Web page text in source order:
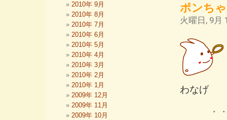
ポンち
火曜日, 9月
わなげ
・
2010年 9月
2010年 8月
2010年 7月
2010年 6月
2010年 5月
2010年 4月
2010年 3月
2010年 2月
2010年 1月
2009年 12月
2009年 11月
2009年 10月